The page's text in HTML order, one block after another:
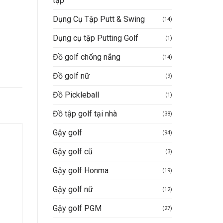
Dụng Cụ Tập Putt & Swing (14)
Dụng cụ tập Putting Golf (1)
Đồ golf chống nắng (14)
Đồ golf nữ (9)
Đồ Pickleball (1)
Đồ tập golf tại nhà (38)
Gậy golf (94)
Gậy golf cũ (3)
Gậy golf Honma (19)
Gậy golf nữ (12)
Gậy golf PGM (27)